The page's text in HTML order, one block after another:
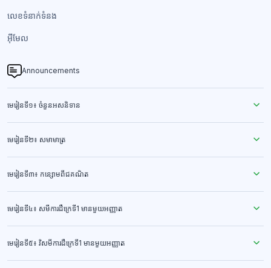
លេខទំនាក់ទំនង​
អ៊ីមែល
Announcements
មេរៀនទី១៖ ចំនួនអសនិទាន
មេរៀនទី២៖ សមាមាត្រ
មេរៀនទី៣៖ កន្សោមពីជគណិត
មេរៀនទី៤៖ សមីការដឺក្រេទី1 មានមួយអញ្ញាត
មេរៀនទី៥៖ វិសមីការដឺក្រេទី1 មានមួយអញ្ញាត